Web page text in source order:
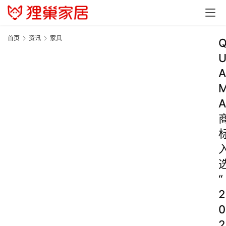
首页 资讯 家具
U
A
A
“
2
0